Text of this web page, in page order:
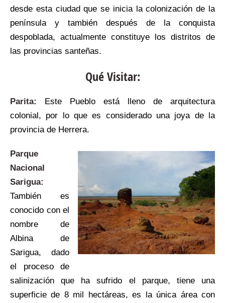
desde esta ciudad que se inicia la colonización de la
península y también después de la conquista
despoblada, actualmente constituye los distritos de
las provincias santeñas.
Qué Visitar:
Parita:
Este Pueblo está lleno de arquitectura
colonial, por lo que es considerado una joya de la
provincia de Herrera.
Parque
Nacional
Sarigua:
También es
conocido con el
nombre de
Albina de
Sarigua, dado
el proceso de
salinización que ha sufrido el parque, tiene una
superficie de 8 mil hectáreas, es la única área con